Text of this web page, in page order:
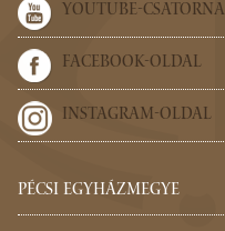
YOUTUBE-CSATORNA
FACEBOOK-OLDAL
INSTAGRAM-OLDAL
PÉCSI EGYHÁZMEGYE